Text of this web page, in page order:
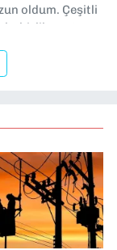
oldum. Çeşitli
yaptım.